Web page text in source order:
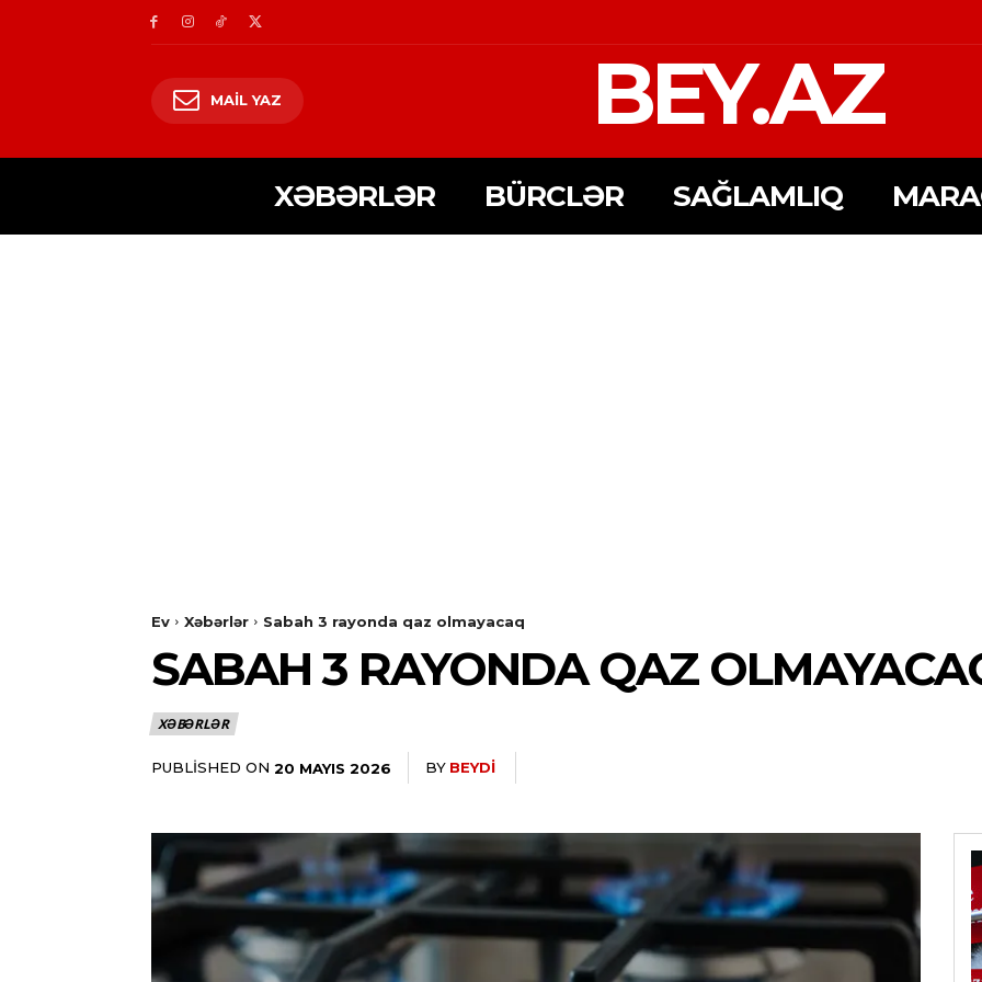
MAIL YAZ BEY.AZ
XƏBƏRLƏR BÜRCLƏR SAĞLAMLIQ
Ev Xəbərlər Sabah 3 rayonda qaz olmayacaq
SABAH 3 RAYONDA QAZ
XƏBƏRLƏR
PUBLISHED ON 20 MAYIS 2026 BY BEYDI